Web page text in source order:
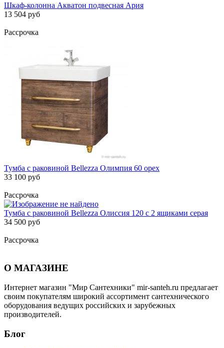
Шкаф-колонна Акватон подвесная Ария
13 504 руб
Рассрочка
Тумба с раковиной Bellezza Олимпия 60 орех
33 100 руб
Рассрочка
Тумба с раковиной Bellezza Олиссия 120 с 2 ящиками серая
34 500 руб
Рассрочка
О МАГАЗИНЕ
Интернет магазин "Мир Сантехники" mir-santeh.ru предлагает
своим покупателям широкий ассортимент сантехнического
оборудования ведущих российских и зарубежных
производителей.
Блог